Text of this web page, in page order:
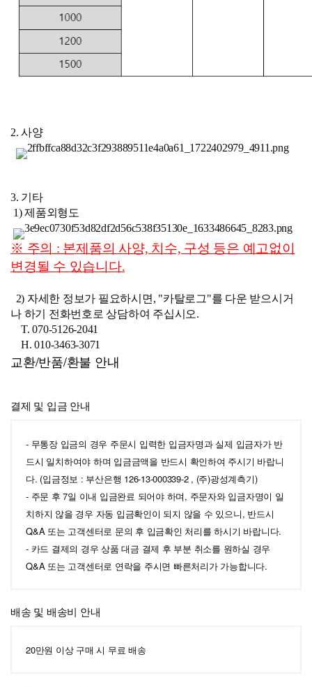
2. 사양
3. 기타
1) 제품외형도
※ 주의 : 본제품의 사양, 치수, 구성 등은 예고없이
변경될 수 있습니다.
2) 자세한 정보가 필요하시면, "카탈로그"를 다운 받으시거
나 하기 전화번호로 상담하여 주십시오.
T. 070-5126-2041
H. 010-3463-3071
교환/반품/환불 안내
결제 및 입금 안내
- 무통장 입금의 경우 주문시 입력한 입금자명과 실제 입금자가 반
드시 일치하여야 하며 입금금액을 반드시 확인하여 주시기 바랍니
다. (입금정보 : 부산은행 126-13-000339-2 , (주)광성계측기)
- 주문 후 7일 이내 입금완료 되어야 하며, 주문자와 입금자명이 일
치하지 않을 경우 자동 입금확인이 되지 않을 수 있으니, 반드시
Q&A 또는 고객센터로 문의 후 입금확인 처리를 하시기 바랍니다.
- 카드 결제의 경우 상품 대금 결제 후 부분 취소를 원하실 경우
Q&A 또는 고객센터로 연락을 주시면 빠른처리가 가능합니다.
배송 및 배송비 안내
20만원 이상 구매 시 무료 배송